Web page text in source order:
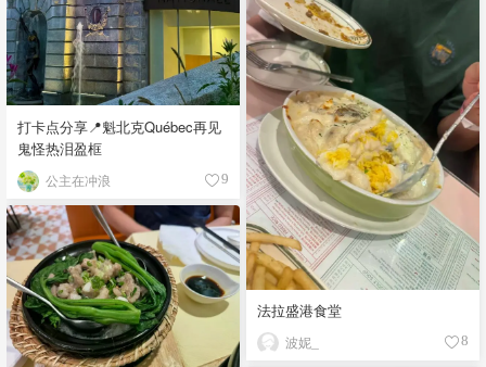
打卡点分享📍魁北克Québec再见
鬼怪热泪盈框
公主在冲浪 9
法拉盛港食堂
波妮_ 8